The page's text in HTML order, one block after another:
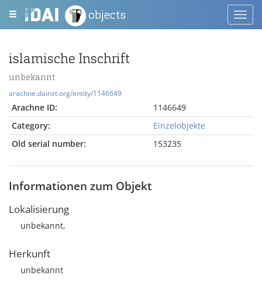
objects
islamische Inschrift
unbekannt
arachne.dainst.org/entity/1146649
Arachne ID:
1146649
Category:
Einzelobjekte
Old serial number:
153235
Informationen zum Objekt
Lokalisierung
unbekannt,
Herkunft
unbekannt